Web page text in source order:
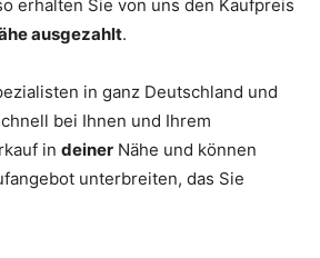
erhalten Sie von uns den Kaufpreis
ausgezahlt.
in ganz Deutschland und
bei Ihnen und Ihrem
in deiner Nähe und können
unterbreiten, das Sie